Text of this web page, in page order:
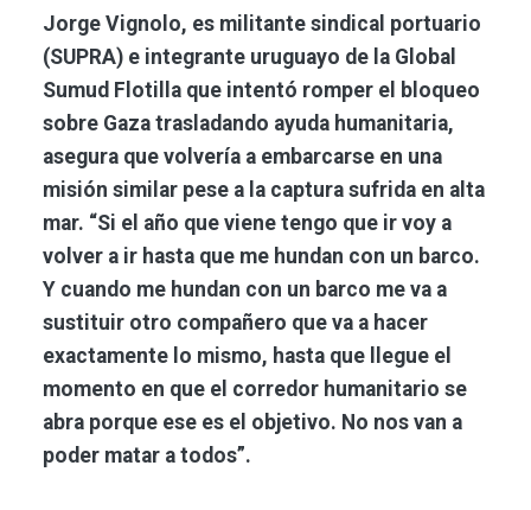
Jorge Vignolo, es militante sindical portuario
(SUPRA) e integrante uruguayo de la Global
Sumud Flotilla que intentó romper el bloqueo
sobre Gaza trasladando ayuda humanitaria,
asegura que volvería a embarcarse en una
misión similar pese a la captura sufrida en alta
mar. “Si el año que viene tengo que ir voy a
volver a ir hasta que me hundan con un barco.
Y cuando me hundan con un barco me va a
sustituir otro compañero que va a hacer
exactamente lo mismo, hasta que llegue el
momento en que el corredor humanitario se
abra porque ese es el objetivo. No nos van a
poder matar a todos”.